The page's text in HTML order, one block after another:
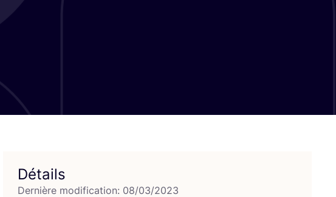
Détails
Dernière modification: 08/03/2023